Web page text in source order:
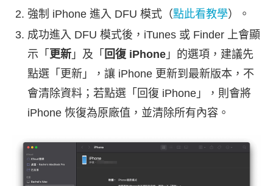
強制 iPhone 進入 DFU 模式（點此看教學）。
成功進入 DFU 模式後，iTunes 或 Finder 上會顯
示「 更新 」及「 回復 iPhone 」的選項，建議先
點選「更新」，讓 iPhone 更新到最新版本，不
會清除資料；若點選「回復 iPhone」，則會將
iPhone 恢復為原廠值，並清除所有內容。